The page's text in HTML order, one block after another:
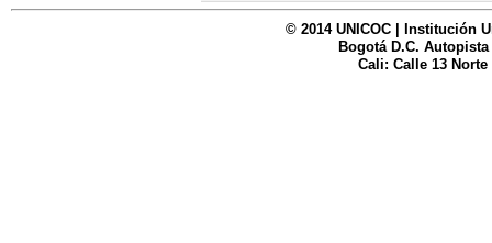
© 2014 UNICOC | Institución
Bogotá D.C. Autopista
Cali: Calle 13 Norte